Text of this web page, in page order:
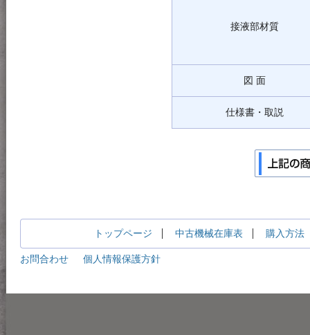
接液部材質
図 面
仕様書・取説
トップページ 中古機械在庫表 購入方法
お問合わせ 個人情報保護方針